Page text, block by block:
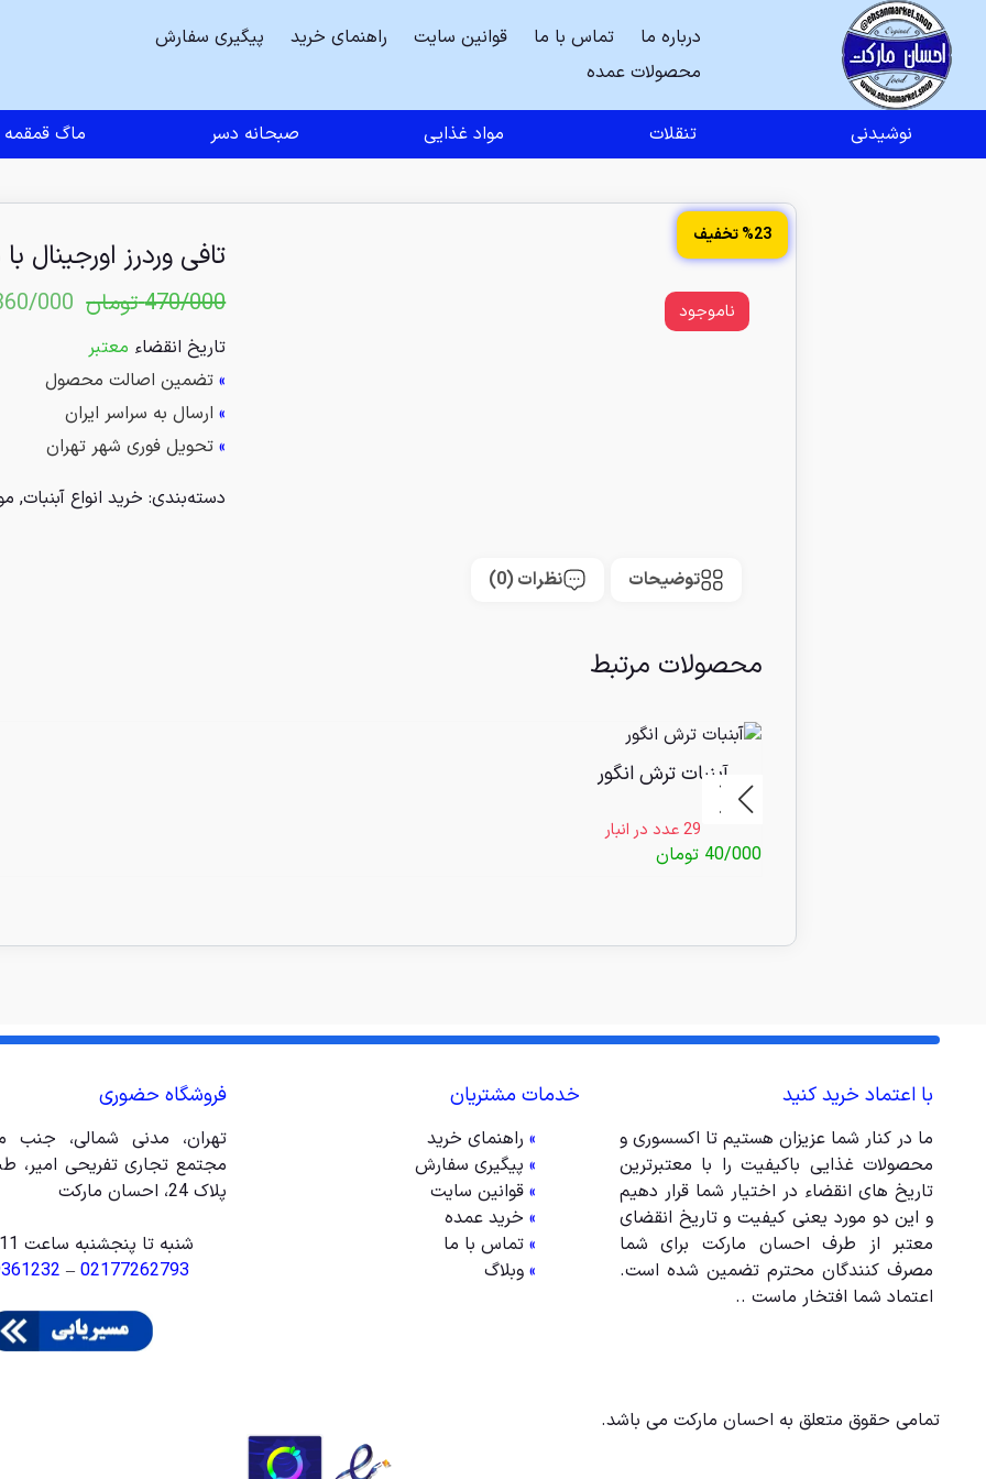
درباره ما تماس با ما قوانین سایت راهنمای خرید
پیگیری سفارش
محصولات عمده
نوشیدنی تنقلات مواد غذایی صبحانه دسر ماگ قمقمه
%23 تخفیف
تافی وردرز اورجینال با
470/000 تومان 000
تاریخ انقضاء معتبر
» تضمین اصالت محصول
» ارسال به سراسر ایران
» تحویل فوری شهر تهران
ناموجود
دسته‌بندی: خرید انواع آبنبات,
توضیحات نظرات (0)
محصولات مرتبط
29 عدد در انبار
آبنبات ترش انگور
40/000 تومان
با اعتماد خرید کنید
ما در کنار شما عزیزان هستیم تا اکسسوری و
محصولات غذایی باکیفیت را با معتبرترین
تاریخ های انقضاء در اختیار شما قرار دهیم
و این دو مورد یعنی کیفیت و تاریخ انقضای
معتبر از طرف احسان مارکت برای شما
مصرف کنندگان محترم تضمین شده است.
اعتماد شما افتخار ماست ..
خدمات مشتریان
» راهنمای خرید
» پیگیری سفارش
» قوانین سایت
» خرید عمده
» تماس با ما
» وبلاگ
فروشگاه حضوری
تهران، مدنی شمالی، جنب
پلاک 24، احسان مارکت
شنبه تا پنجشنبه ساعت 11 الی 20
02177262793
–
تمامی حقوق متعلق به احسان مارکت می باشد.